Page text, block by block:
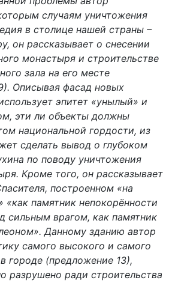
случаям уничтожения
в столице нашей страны –
он рассказывает о снесении
монастыря и строительстве
зала на его месте
Описывая фасад новых
эпитет «унылый» и
эти ли объекты должны
национальной гордости, из
сделать вывод о глубоком
по поводу уничтожения
Кроме того, он рассказывает
построенном «на
«как памятник непокорённости
сильным врагом, как памятник
Данному зданию автор
самого высокого и самого
городе (предложение 13),
разрушено ради строительства